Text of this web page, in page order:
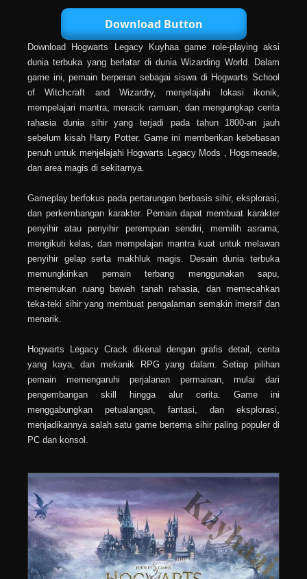
Download Button
Download Hogwarts Legacy Kuyhaa game role-playing aksi
dunia terbuka yang berlatar di dunia Wizarding World. Dalam
game ini, pemain berperan sebagai siswa di Hogwarts School
of Witchcraft and Wizardry, menjelajahi lokasi ikonik,
mempelajari mantra, meracik ramuan, dan mengungkap cerita
rahasia dunia sihir yang terjadi pada tahun 1800-an jauh
sebelum kisah Harry Potter. Game ini memberikan kebebasan
penuh untuk menjelajahi Hogwarts Legacy Mods , Hogsmeade,
dan area magis di sekitarnya.
Gameplay berfokus pada pertarungan berbasis sihir, eksplorasi,
dan perkembangan karakter. Pemain dapat membuat karakter
penyihir atau penyihir perempuan sendiri, memilih asrama,
mengikuti kelas, dan mempelajari mantra kuat untuk melawan
penyihir gelap serta makhluk magis. Desain dunia terbuka
memungkinkan pemain terbang menggunakan sapu,
menemukan ruang bawah tanah rahasia, dan memecahkan
teka-teki sihir yang membuat pengalaman semakin imersif dan
menarik.
Hogwarts Legacy Crack dikenal dengan grafis detail, cerita
yang kaya, dan mekanik RPG yang dalam. Setiap pilihan
pemain memengaruhi perjalanan permainan, mulai dari
pengembangan skill hingga alur cerita. Game ini
menggabungkan petualangan, fantasi, dan eksplorasi,
menjadikannya salah satu game bertema sihir paling populer di
PC dan konsol.